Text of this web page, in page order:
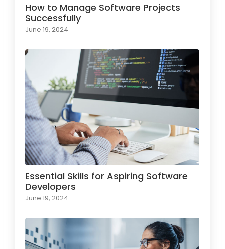
How to Manage Software Projects
Successfully
June 19, 2024
Essential Skills for Aspiring Software
Developers
June 19, 2024